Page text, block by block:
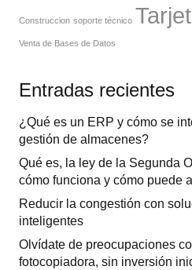
Construccion soporte técnico
Venta de Bases de Datos
Entradas recientes
¿Qué es un ERP y cómo se
gestión de almacenes?
Qué es, la ley de la Segunda
cómo funciona y cómo puede
Reducir la congestión con
inteligentes
Olvídate de preocupaciones
fotocopiadora, sin inversión